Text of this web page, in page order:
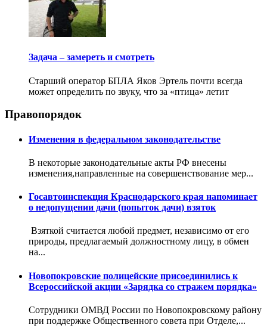
Задача – замереть и смотреть
Старший оператор БПЛА Яков Эртель почти всегда
может определить по звуку, что за «птица» летит
Правопорядок
Изменения в федеральном законодательстве
В некоторые законодательные акты РФ внесены
изменения,направленные на совершенствование мер...
Госавтоинспекция Краснодарского края напоминает
о недопущении дачи (попыток дачи) взяток
Взяткой считается любой предмет, независимо от его
природы, предлагаемый должностному лицу, в обмен
на...
Новопокровские полицейские присоединились к
Всероссийской акции «Зарядка со стражем порядка»
Сотрудники ОМВД России по Новопокровскому району
при поддержке Общественного совета при Отделе,...